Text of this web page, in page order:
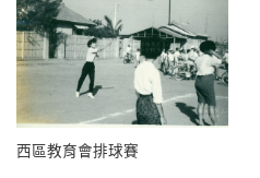
西區教育會排球賽